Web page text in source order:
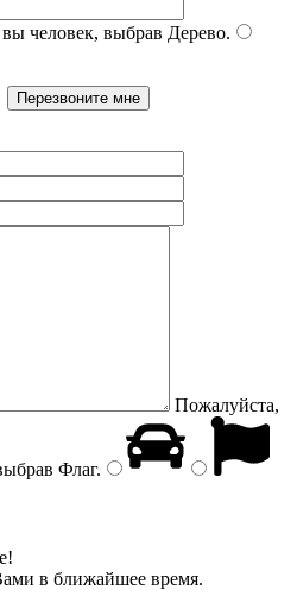
человек, выбрав Дерево.
Пожалуйста,
Флаг.
в ближайшее время.